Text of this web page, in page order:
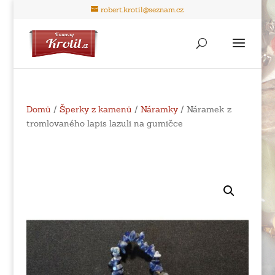
robert.krotil@seznam.cz
Domů / Šperky z kamenů / Náramky/ Náramek z
tromlovaného lapis lazuli na gumičce